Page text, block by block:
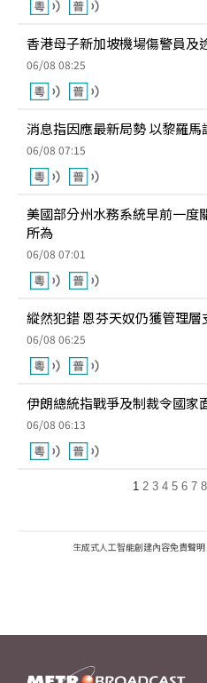
香港母子新加坡機場傷警員及
06/08 08:25
消息指因應最新局勢 以黎羅馬
06/08 07:15
美國部分州水務系統早前一度
所為
06/08 07:01
縱然犯錯 恩芬天奴仍獲管理層
06/08 06:25
伊朗總統指戰爭及制裁令國家
06/08 06:13
1 2 3 4 5 6 7 8
生成式人工智能創建內容免責聲明